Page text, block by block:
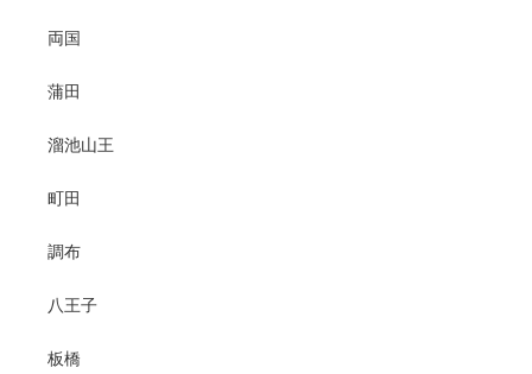
両国
蒲田
溜池山王
町田
調布
八王子
板橋